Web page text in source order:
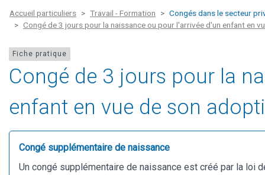
Accueil particuliers Travail - Formation
Congés dans le secteur
Congé de 3 jours pour la naissance ou pour l'arrivée d'un enfant en
Fiche pratique
Congé de 3 jours pour la
enfant en vue de son
Congé supplémentaire de naissance
Un congé supplémentaire de naissance est créé par la loi